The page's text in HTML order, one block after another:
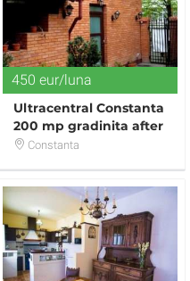
450 eur/luna
Ultracentral Constanta
200 mp gradinita after
school cabinete
Constanta